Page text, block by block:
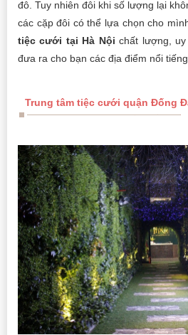
đô. Tuy nhiên đôi khi số lượng lại
các cặp đôi có thể lựa chọn cho
tiệc cưới tại Hà Nội chất lượng,
đưa ra cho bạn các địa điểm nổi
Trung tâm tiệc cưới quận Đống